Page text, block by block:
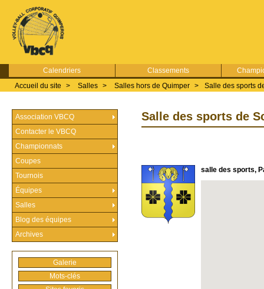
Calendriers Classements
Accueil du site
> Salles > Salles hors de Quimper > Salle des sports
Salle des sports de
salle des sports,
Association VBCQ
Contacter le VBCQ
Championnats
Coupes
Tournois
Équipes
Salles
Blog des équipes
Archives
Galerie
Mots-clés